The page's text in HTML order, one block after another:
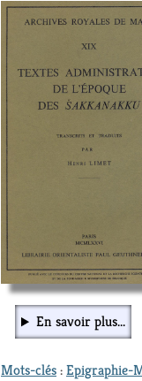
En savoir plus...
Mots-clés:Epigraphie-